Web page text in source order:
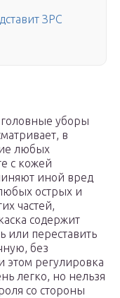
ЗРС
уборы
в
любых
с кожей
иной вред
острых и
частей,
содержит
или переставить
без
этом регулировка
легко, но нельзя
со стороны